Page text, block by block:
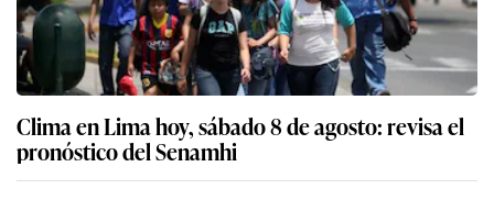
Clima en Lima hoy, sábado 8 de agosto: revisa el
pronóstico del Senamhi